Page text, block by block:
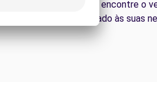
vans familiares, encontre o
adequado às suas